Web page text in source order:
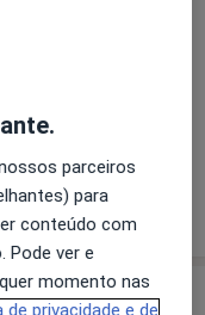
parceiros
para
conteúdo com
Pode ver e
momento nas
de privacidade e de